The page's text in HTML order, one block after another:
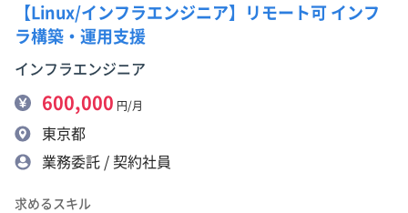
【Linux/インフラエンジニア】リモート可 インフ
ラ構築・運用支援
インフラエンジニア
600,000 円/月
東京都
業務委託 / 契約社員
求めるスキル